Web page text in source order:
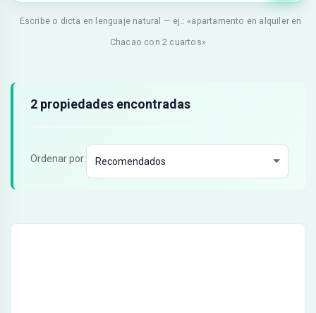
Escribe o dicta en lenguaje natural — ej.: «apartamento en alquiler en
Chacao con 2 cuartos»
Resultados de búsqueda
2 propiedades encontradas
Ordenar por: